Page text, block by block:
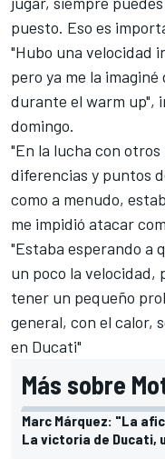
puesto. Eso es
"Hubo una velocidad
pero ya me la
durante el warm up",
domingo.
"En la lucha con
diferencias y puntos
como a menudo,
me impidió atacar
"Estaba esperando a
un poco la velocidad,
tener un pequeño
general, con el calor,
en Ducati"
Más sobre
Marc Márquez: "La
La victoria de Ducati,